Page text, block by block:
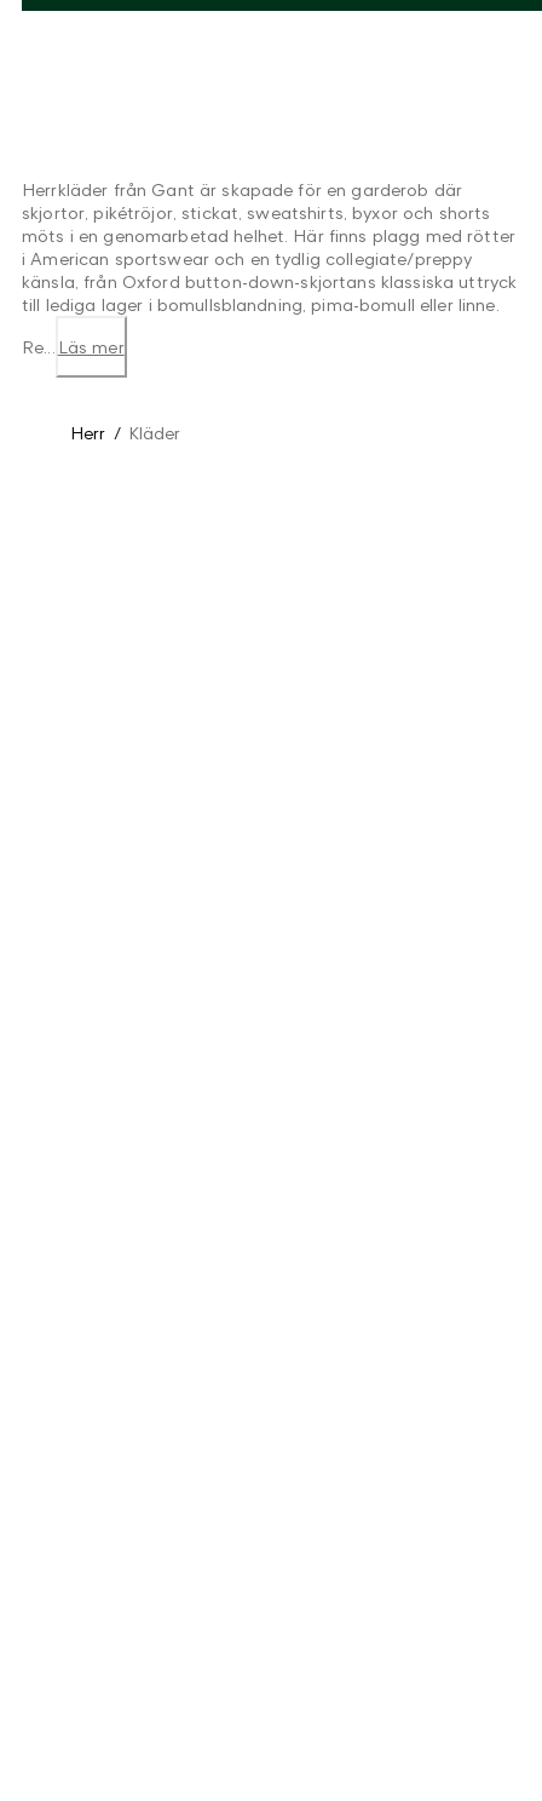
Herrkläder från Gant är skapade för en garderob där
skjortor, pikétröjor, stickat, sweatshirts, byxor och shorts
möts i en genomarbetad helhet. Här finns plagg med rötter
i American sportswear och en tydlig collegiate/preppy
känsla, från Oxford button-down-skjortans klassiska uttryck
till lediga lager i bomullsblandning, pima-bomull eller linne.
Re... Läs mer
Herr / Kläder